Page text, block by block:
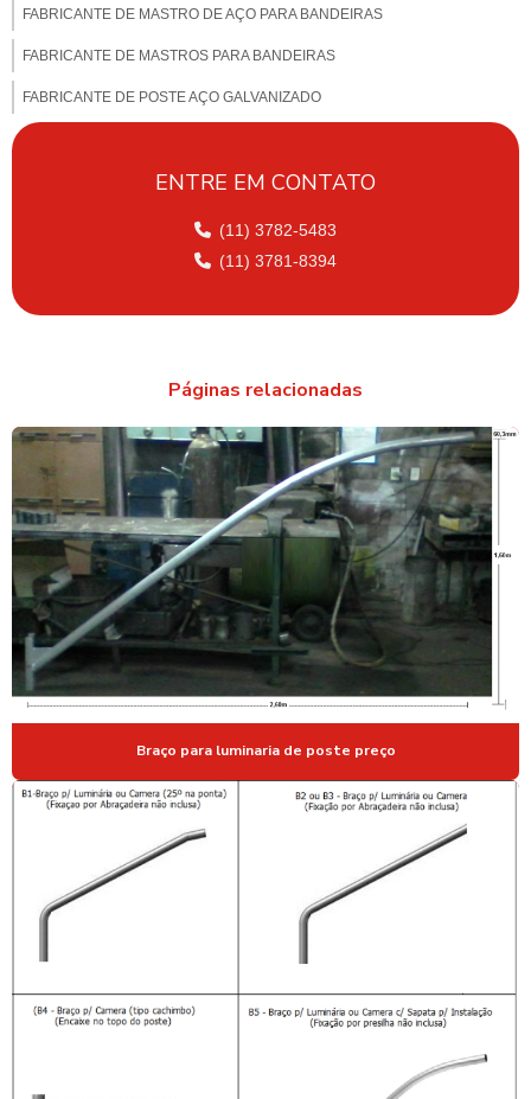
FABRICANTE DE MASTRO DE AÇO PARA BANDEIRAS
FABRICANTE DE MASTROS PARA BANDEIRAS
FABRICANTE DE POSTE AÇO GALVANIZADO
FABRICANTE DE POSTE FERRO GALVANIZADO
FABRICANTE DE POSTE DE ILUMINAÇÃO PUBLICA
FABRICANTE DE POSTES DE ILUMINAÇÃO
FABRICANTES DE POSTES METÁLICOS
FORNECEDOR DE POSTE DE AÇO GALVANIZADO
FORNECEDOR DE POSTE FERRO GALVANIZADO
FORNECEDOR DE POSTE TUBULAR GALVANIZADO
MASTRO DE AÇO PARA BANDEIRA
MASTRO DE AÇO GALVANIZADO
MASTRO DE AÇO GALVANIZADO EM SP
MASTRO PARA BANDEIRA
MASTRO PARA BANDEIRA EM AÇO
MASTRO PARA BANDEIRA COMPRAR
MASTRO PARA BANDEIRA EXTERNO
MASTRO PARA BANDEIRA GALVANIZADO
MASTRO GALVANIZADO PARA BANDEIRA
POSTE DE AÇO GALVANIZADO A FOGO
POSTE DE AÇO GALVANIZADO PARA ILUMINAÇÃO PREÇO
ENTRE EM CONTATO
(11) 3782-5483
(11) 3781-8394
Páginas relacionadas
Braço para luminaria de poste preço